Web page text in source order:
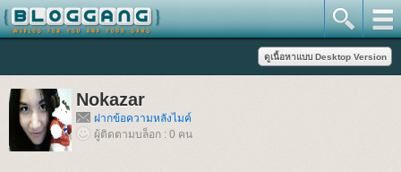
Nokazar
ฝากข้อความหลังไมค์
ผู้ติดตามบล็อก : 0 คน